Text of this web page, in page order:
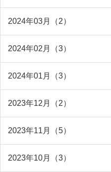
2024年03月（2）
2024年02月（3）
2024年01月（3）
2023年12月（2）
2023年11月（5）
2023年10月（3）